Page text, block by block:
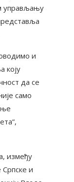
управљању
и
коју
да се
само
између
и